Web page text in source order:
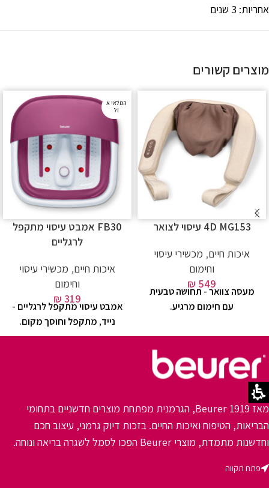
אחריות: 3 שנים
מוצרים קשורים
4D MG153 עיסוי לצואר
איכות חיים, מכשירי עיסוי
וחימום
₪ 549
מעסה צוואר - תחושה טבעית
עם חימום מרגיע.
המלאי א
זל
FB30 אמבט עיסוי מתקפל
לרגליים
איכות חיים, מכשירי עיסוי
וחימום
₪ 319
אמבט עיסוי מתקפל לרגליים -
נייד, מתקפל וחוסך מקום.
מאז 1919 Beurer, הגרמנית מפתחת מוצרים חדשניים בתחומי
הבריאות, הטיפוח ואיכות החיים. בזכות דיוק גרמני, עיצוב חכם
וחדשנות מתמדת, מוצרי Beurer הפכו לסמל לשגרה בריאה ונוחה.
פתח תקווה